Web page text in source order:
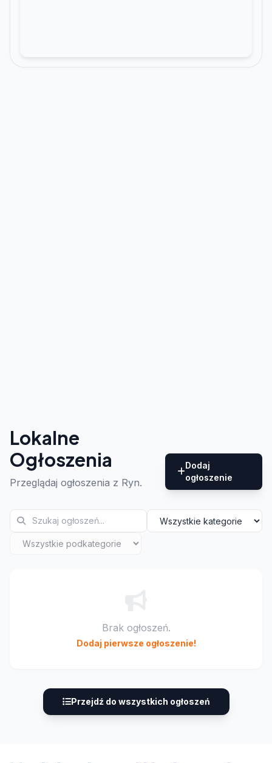
Lokalne
Ogłoszenia
Przeglądaj ogłoszenia z Ryn.
Dodaj
ogłoszenie
Brak ogłoszeń.
Dodaj pierwsze ogłoszenie!
Przejdź do wszystkich ogłoszeń